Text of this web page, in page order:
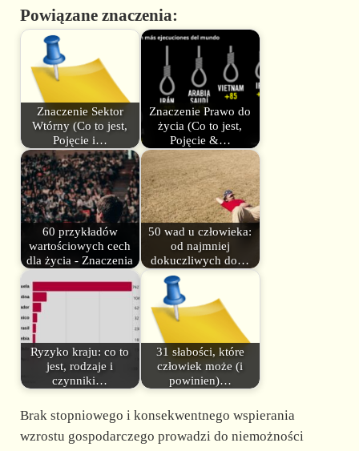
Powiązane znaczenia:
Znaczenie Sektor
Wtórny (Co to jest,
Pojęcie i…
Znaczenie Prawo do
życia (Co to jest,
Pojęcie &…
60 przykładów
wartościowych cech
dla życia - Znaczenia
50 wad u człowieka:
od najmniej
dokuczliwych do…
Ryzyko kraju: co to
jest, rodzaje i
czynniki…
31 słabości, które
człowiek może (i
powinien)…
Brak stopniowego i konsekwentnego wspierania
wzrostu gospodarczego prowadzi do niemożności